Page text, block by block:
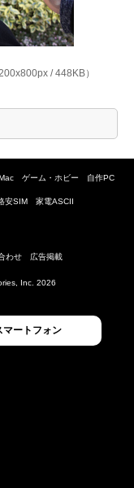
/ 448KB）
ゲーム・ホビー 自作PC
安SIM 家電ASCII
わせ 広告掲載
Inc. 2026
マートフォン